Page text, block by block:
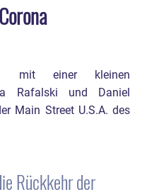
mit einer kleinen
Rafalski und Daniel
Main Street U.S.A. des
Rückkehr der